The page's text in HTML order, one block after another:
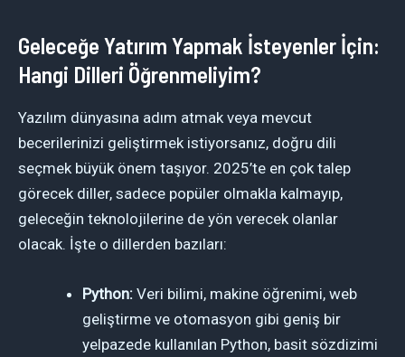
Geleceğe Yatırım Yapmak İsteyenler İçin:
Hangi Dilleri Öğrenmeliyim?
Yazılım dünyasına adım atmak veya mevcut
becerilerinizi geliştirmek istiyorsanız, doğru dili
seçmek büyük önem taşıyor. 2025’te en çok talep
görecek diller, sadece popüler olmakla kalmayıp,
geleceğin teknolojilerine de yön verecek olanlar
olacak. İşte o dillerden bazıları:
Python: Veri bilimi, makine öğrenimi, web
geliştirme ve otomasyon gibi geniş bir
yelpazede kullanılan Python, basit sözdizimi